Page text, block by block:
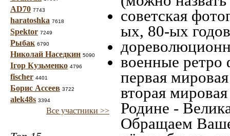
AD70 7743
haratoshka 7618
Spektor 7249
Рыбак 6790
Николай Наседкин 5090
Ігор Кузьменко 4796
fischer 4401
Борис Ассеев 3722
alek48s 3394
Все участники >>
советская
ых, 80-ых
военные ретро
первая
вторая
Родине -
Обращаем